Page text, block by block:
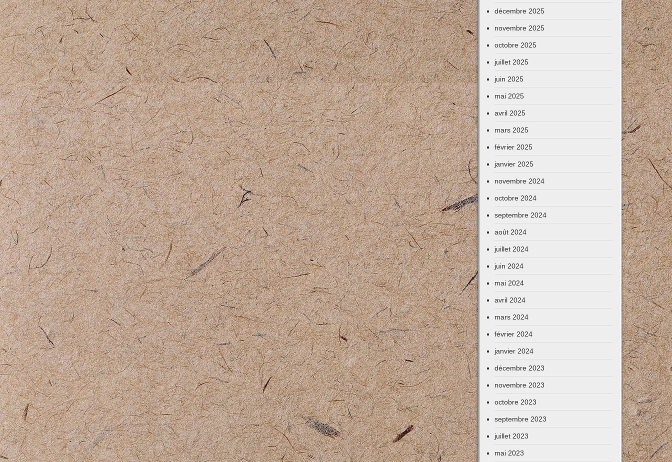
décembre 2025
novembre 2025
octobre 2025
juillet 2025
juin 2025
mai 2025
avril 2025
mars 2025
février 2025
janvier 2025
novembre 2024
octobre 2024
septembre 2024
août 2024
juillet 2024
juin 2024
mai 2024
avril 2024
mars 2024
février 2024
janvier 2024
décembre 2023
novembre 2023
octobre 2023
septembre 2023
juillet 2023
mai 2023